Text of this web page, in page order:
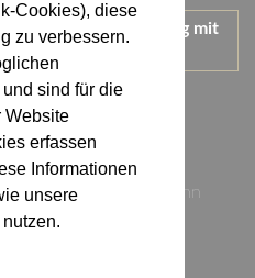
Cookies), diese
zu verbessern.
sind für die
Website
erfassen
Informationen
unsere
Umgang mit
& Hengerer
23-25, 74074 Heilbronn
hengerer.de